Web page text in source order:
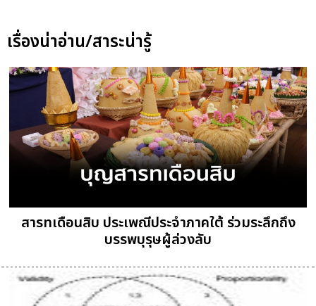
เรื่องน่าอ่าน/สาระน่ารู้
สารทเดือนสิบ ประเพณีประจำภาคใต้ ร่วมระลึกถึง
บรรพบุรุษผู้ล่วงลับ